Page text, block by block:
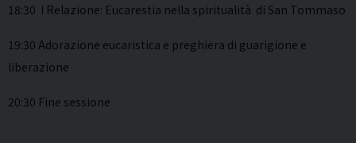
18:30 I Relazione: Eucarestia nella spiritualità di San Tommaso
19:30 Adorazione eucaristica e preghiera di guarigione e
liberazione
20:30 Fine sessione